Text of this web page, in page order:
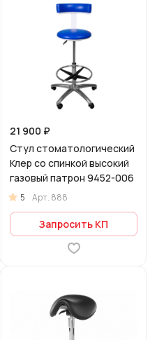
21 900 ₽
Стул стоматологический
Клер со спинкой высокий
газовый патрон 9452-006
5 Арт. 888
Запросить КП